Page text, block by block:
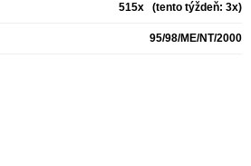
515x (tento týždeň: 3x)
95/98/ME/NT/2000